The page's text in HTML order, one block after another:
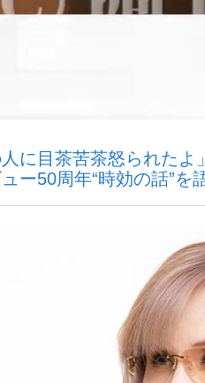
かれなかった」侍ジャパン選手が証
人に目茶苦茶怒られた
ー50周年“時効の話”を